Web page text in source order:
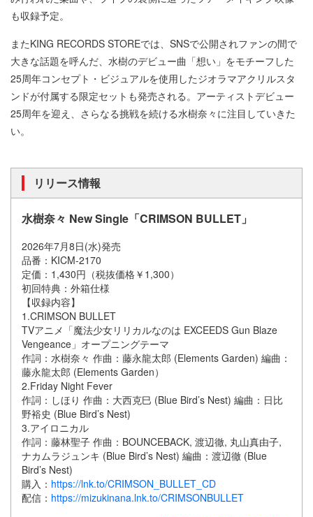
も収録予定。
またKING RECORDS STOREでは、SNSで公開されファンの間で
大きな話題を呼んだ、水樹のデビュー曲「想い」をモチーフした
25周年コンセプト・ビジュアルを使用したジオラマアクリルスタ
ンドが付属する限定セットも発売される。アーティストデビュー
25周年を迎え、さらなる挑戦を続ける水樹奈々に注目していきた
い。
リリース情報
水樹奈々 New Single「CRIMSON BULLET」
2026年7月8日(水)発売
品番：KICM-2170
定価：1,430円（税抜価格￥1,300）
初回特典：外箱仕様
【収録内容】
1.CRIMSON BULLET
TVアニメ「魔法少女リリカルなのは EXCEEDS Gun Blaze
Vengeance」オープニングテーマ
作詞：水樹奈々 作曲：藤永龍太郎 (Elements Garden) 編曲：
藤永龍太郎 (Elements Garden）
2.Friday Night Fever
作詞：しほり 作曲：大西克巳 (Blue Bird’s Nest) 編曲：日比
野裕史 (Blue Bird’s Nest)
3.アイロニカル
作詞：藤林聖子 作曲：BOUNCEBACK, 渡辺徹, 丸山真由子,
ナカムラジュンキ (Blue Bird’s Nest) 編曲：渡辺徹 (Blue
Bird’s Nest)
購入： https://lnk.to/CRIMSON_BULLET_CD
配信： https://mizukinana.lnk.to/CRIMSONBULLET